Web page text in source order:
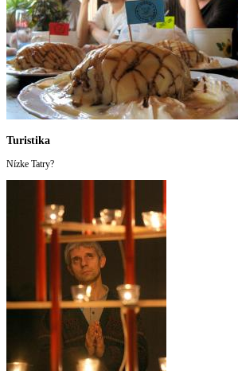
Turistika
Nízke Tatry?